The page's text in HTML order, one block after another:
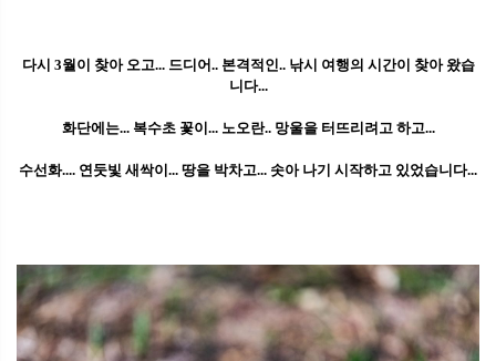
다시 3월이 찾아 오고... 드디어.. 본격적인.. 낚시 여행의 시간이 찾아 왔습
니다...
화단에는... 복수초 꽃이... 노오란.. 망울을 터뜨리려고 하고...
수선화.... 연둣빛 새싹이... 땅을 박차고... 솟아 나기 시작하고 있었습니다...